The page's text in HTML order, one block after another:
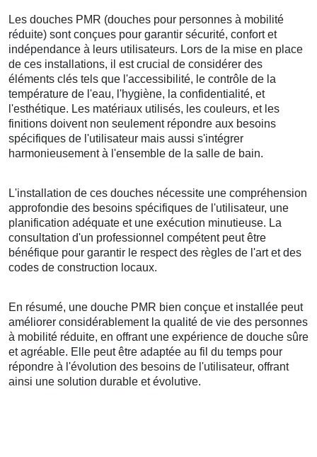
Les douches PMR (douches pour personnes à mobilité
réduite) sont conçues pour garantir sécurité, confort et
indépendance à leurs utilisateurs. Lors de la mise en place
de ces installations, il est crucial de considérer des
éléments clés tels que l'accessibilité, le contrôle de la
température de l'eau, l'hygiène, la confidentialité, et
l'esthétique. Les matériaux utilisés, les couleurs, et les
finitions doivent non seulement répondre aux besoins
spécifiques de l'utilisateur mais aussi s'intégrer
harmonieusement à l'ensemble de la salle de bain.
L'installation de ces douches nécessite une compréhension
approfondie des besoins spécifiques de l'utilisateur, une
planification adéquate et une exécution minutieuse. La
consultation d'un professionnel compétent peut être
bénéfique pour garantir le respect des règles de l'art et des
codes de construction locaux.
En résumé, une douche PMR bien conçue et installée peut
améliorer considérablement la qualité de vie des personnes
à mobilité réduite, en offrant une expérience de douche sûre
et agréable. Elle peut être adaptée au fil du temps pour
répondre à l'évolution des besoins de l'utilisateur, offrant
ainsi une solution durable et évolutive.